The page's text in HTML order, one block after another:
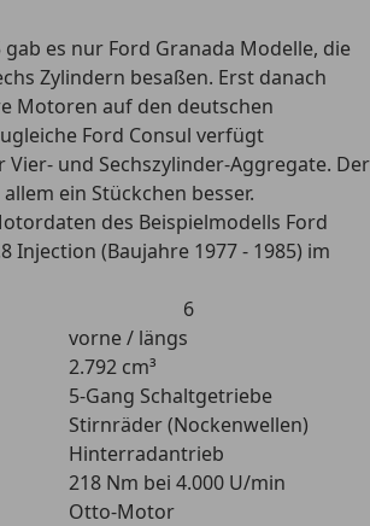
gab es nur Ford Granada Modelle, die
Zylindern besaßen. Erst danach
Motoren auf den deutschen
Ford Consul verfügt
Vier- und Sechszylinder-Aggregate. Der
allem ein Stückchen besser.
des Beispielmodells Ford
Injection (Baujahre 1977 - 1985) im
6
vorne / längs
2.792 cm³
5-Gang Schaltgetriebe
Stirnräder (Nockenwellen)
Hinterradantrieb
218 Nm bei 4.000 U/min
Otto-Motor